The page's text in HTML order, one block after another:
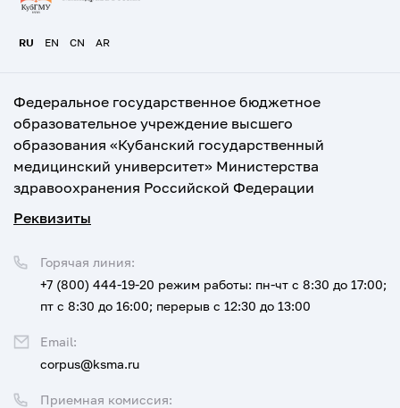
RU EN CN AR
Федеральное государственное бюджетное
образовательное учреждение высшего
образования «Кубанский государственный
медицинский университет» Министерства
здравоохранения Российской Федерации
Реквизиты
Приемная комиссия:
Горячая линия:
+7 (800) 444-19-20 режим работы: пн-чт с 8:30 до 17:00;
пт с 8:30 до 16:00; перерыв с 12:30 до 13:00
Email:
corpus@ksma.ru